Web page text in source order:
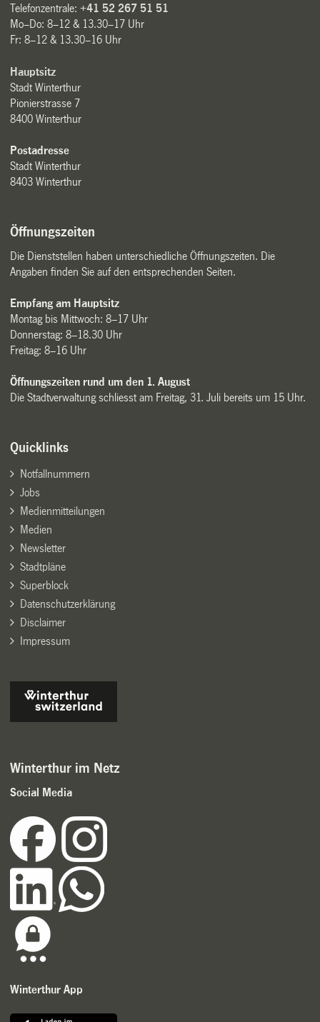
Telefonzentrale:+41 52 267 51 51
Mo–Do: 8–12 & 13.30–17 Uhr
Fr: 8–12 & 13.30–16 Uhr
Hauptsitz
Stadt Winterthur
Pionierstrasse 7
8400 Winterthur
Postadresse
Stadt Winterthur
8403 Winterthur
Öffnungszeiten
Die Dienststellen haben unterschiedliche Öffnungszeiten. Die
Angaben finden Sie auf den entsprechenden Seiten.
Empfang am Hauptsitz
Montag bis Mittwoch: 8–17 Uhr
Donnerstag: 8–18.30 Uhr
Freitag: 8–16 Uhr
Öffnungszeiten rund um den 1. August
Die Stadtverwaltung schliesst am Freitag, 31. Juli bereits um 15 Uhr.
Quicklinks
Notfallnummern
Jobs
Medienmitteilungen
Medien
Newsletter
Stadtpläne
Superblock
Datenschutzerklärung
Disclaimer
Impressum
Winterthur im Netz
Social Media
Winterthur App